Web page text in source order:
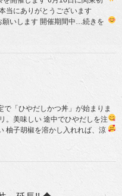
当にありがとうございます
願いします 開催期間中…続きを
「ひやだしかつ丼」が始まりま
。美味しい 途中でひやだしを注
柚子胡椒を溶かし入れれば、涼